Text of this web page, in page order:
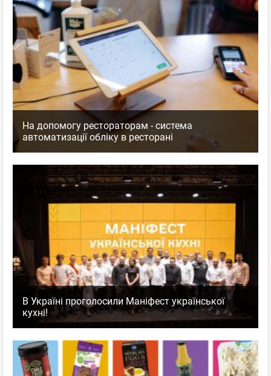
На допомогу рестораторам - система
автоматизації обліку в ресторані
В Україні проголосили Маніфест української
кухні!